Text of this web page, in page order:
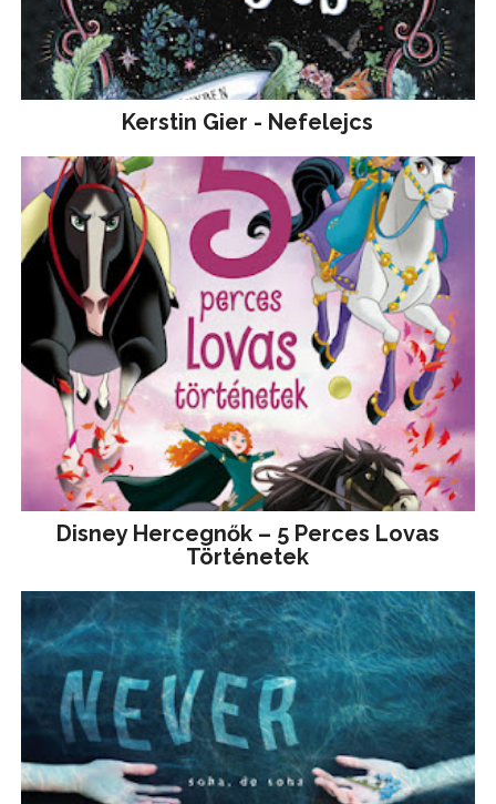
Kerstin Gier - Nefelejcs
Disney ​Hercegnők – 5 Perces Lovas
Történetek